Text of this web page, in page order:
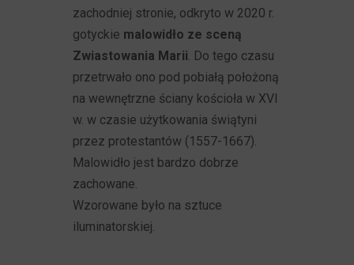
zachodniej stronie, odkryto w 2020 r.
gotyckie malowidło ze sceną
Zwiastowania Marii. Do tego czasu
przetrwało ono pod pobiałą położoną
na wewnętrzne ściany kościoła w XVI
w. w czasie użytkowania świątyni
przez protestantów (1557-1667).
Malowidło jest bardzo dobrze
zachowane.
Wzorowane było na sztuce
iluminatorskiej.